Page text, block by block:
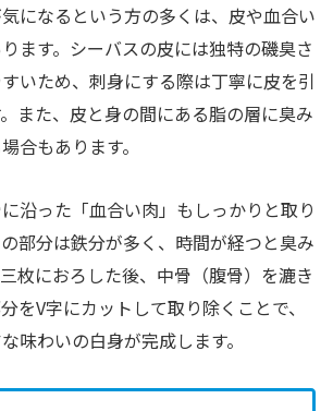
になるという方の多くは、皮や血合い
ます。シーバスの皮には独特の磯臭さ
いため、刺身にする際は丁寧に皮を引
また、皮と身の間にある脂の層に臭み
合もあります。
沿った「血合い肉」もしっかりと取り
部分は鉄分が多く、時間が経つと臭み
枚におろした後、中骨（腹骨）を漉き
をV字にカットして取り除くことで、
味わいの白身が完成します。